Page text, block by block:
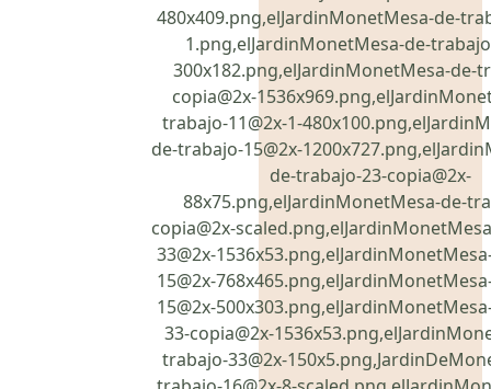
480x409.png,elJardinMonetMesa-de-
1.png,elJardinMonetMesa-de-
300x182.png,elJardinMonetMesa-de-
copia@2x-
trabajo-11@2x-1-
de-trabajo-15@2x-
de-trabajo-23-copia@2x-
88x75.png,elJardinMonetMesa-de-
copia@2x-
33@2x-
15@2x-
15@2x-
33-copia@2x-
trabajo-33@2x-